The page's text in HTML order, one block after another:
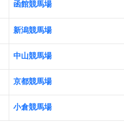
函館競馬場
新潟競馬場
中山競馬場
京都競馬場
小倉競馬場